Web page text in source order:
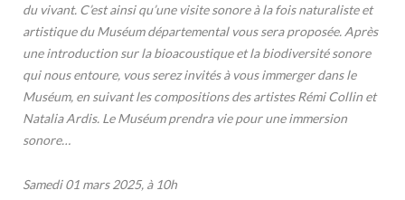
du vivant. C’est ainsi qu’une visite sonore à la fois naturaliste et
artistique du Muséum départemental vous sera proposée. Après
une introduction sur la bioacoustique et la biodiversité sonore
qui nous entoure, vous serez invités à vous immerger dans le
Muséum, en suivant les compositions des artistes Rémi Collin et
Natalia Ardis. Le Muséum prendra vie pour une immersion
sonore…
Samedi 01 mars 2025, à 10h